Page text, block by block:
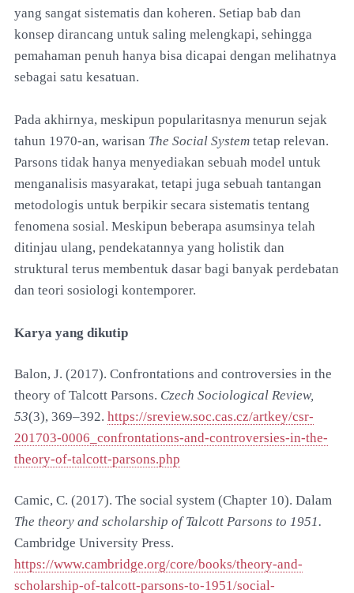
yang sangat sistematis dan koheren. Setiap bab dan
konsep dirancang untuk saling melengkapi, sehingga
pemahaman penuh hanya bisa dicapai dengan melihatnya
sebagai satu kesatuan.
Pada akhirnya, meskipun popularitasnya menurun sejak
tahun 1970-an, warisan The Social System tetap relevan.
Parsons tidak hanya menyediakan sebuah model untuk
menganalisis masyarakat, tetapi juga sebuah tantangan
metodologis untuk berpikir secara sistematis tentang
fenomena sosial. Meskipun beberapa asumsinya telah
ditinjau ulang, pendekatannya yang holistik dan
struktural terus membentuk dasar bagi banyak perdebatan
dan teori sosiologi kontemporer.
Karya yang dikutip
Balon, J. (2017). Confrontations and controversies in the
theory of Talcott Parsons. Czech Sociological Review,
53(3), 369–392. https://sreview.soc.cas.cz/artkey/csr-
201703-0006_confrontations-and-controversies-in-the-
theory-of-talcott-parsons.php
Camic, C. (2017). The social system (Chapter 10). Dalam
The theory and scholarship of Talcott Parsons to 1951.
Cambridge University Press.
https://www.cambridge.org/core/books/theory-and-
scholarship-of-talcott-parsons-to-1951/social-